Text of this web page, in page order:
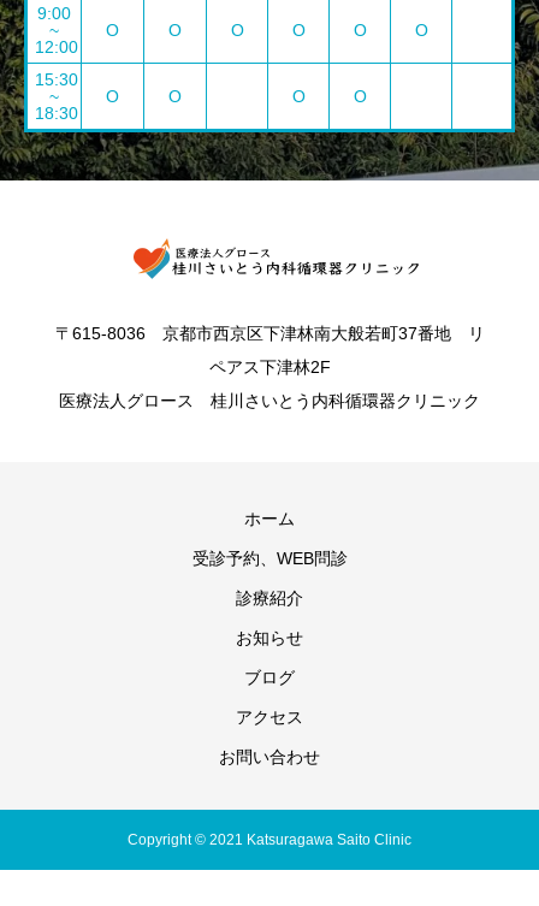
9:00
~
12:00
O O O O O O
15:30
~
18:30
O O O O
〒615-8036 京都市西京区下津林南大般若町37番地 リ
ペアス下津林2F
医療法人グロース 桂川さいとう内科循環器クリニック
ホーム
受診予約、WEB問診
診療紹介
お知らせ
ブログ
アクセス
お問い合わせ
Copyright © 2021 Katsuragawa Saito Clinic